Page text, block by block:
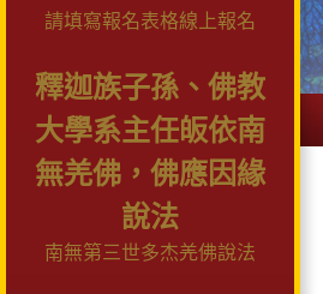
請填寫報名表格線上報名
釋迦族子孫、佛教
大學系主任皈依南
無羌佛，佛應因緣
說法
南無第三世多杰羌佛說法